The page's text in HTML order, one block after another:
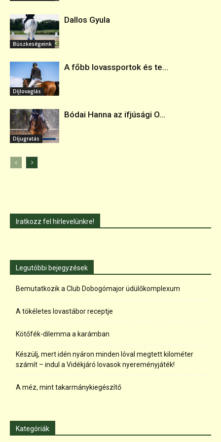
Büszkeségeink
Dallos Gyula
Díjlovaglás
A főbb lovassportok és te...
Díjugratás
Bódai Hanna az ifjúsági O...
Iratkozz fel hírlevelünkre!
Legutóbbi bejegyzések
Bemutatkozik a Club Dobogómajor üdülőkomplexum
A tökéletes lovastábor receptje
Kötőfék-dilemma a karámban
Készülj, mert idén nyáron minden lóval megtett kilométer
számít – indul a Vidékjáró lovasok nyereményjáték!
A méz, mint takarmánykiegészítő
Kategóriák